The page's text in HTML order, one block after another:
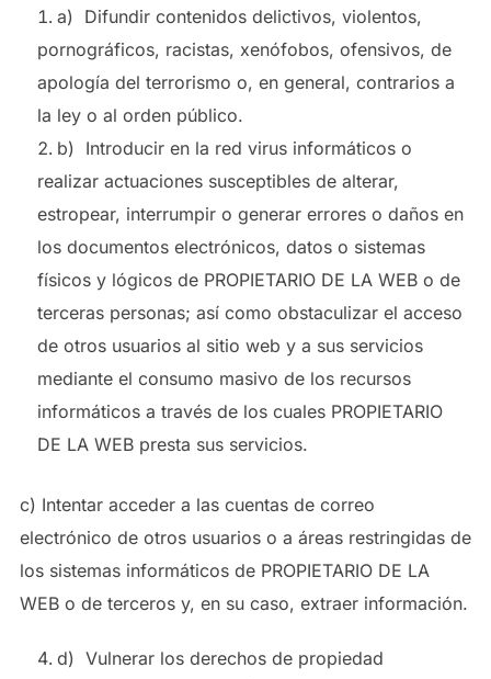
a) Difundir contenidos delictivos, violentos,
pornográficos, racistas, xenófobos, ofensivos, de
apología del terrorismo o, en general, contrarios a
la ley o al orden público.
b) Introducir en la red virus informáticos o
realizar actuaciones susceptibles de alterar,
estropear, interrumpir o generar errores o daños en
los documentos electrónicos, datos o sistemas
físicos y lógicos de PROPIETARIO DE LA WEB o de
terceras personas; así como obstaculizar el acceso
de otros usuarios al sitio web y a sus servicios
mediante el consumo masivo de los recursos
informáticos a través de los cuales PROPIETARIO
DE LA WEB presta sus servicios.
c) Intentar acceder a las cuentas de correo
electrónico de otros usuarios o a áreas restringidas de
los sistemas informáticos de PROPIETARIO DE LA
WEB o de terceros y, en su caso, extraer información.
d) Vulnerar los derechos de propiedad